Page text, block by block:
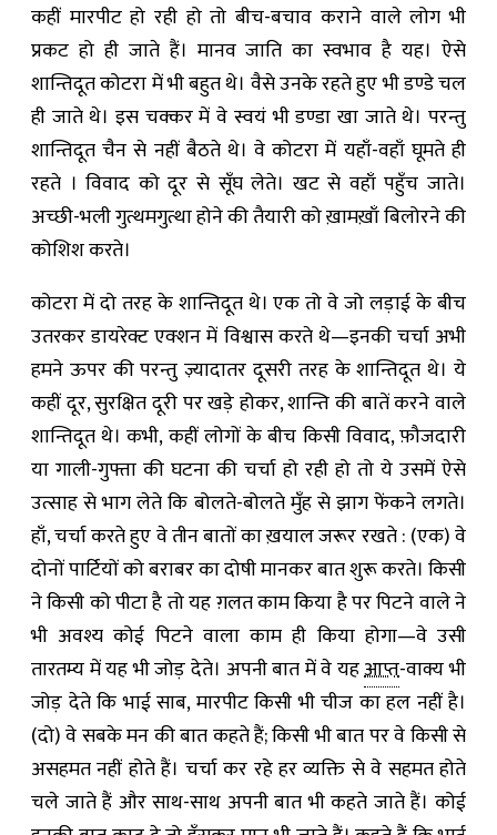
कहीं मारपीट हो रही हो तो बीच-बचाव कराने वाले लोग भी
प्रकट हो ही जाते हैं। मानव जाति का स्वभाव है यह। ऐसे
शान्तिदूत कोटरा में भी बहुत थे। वैसे उनके रहते हुए भी डण्डे चल
ही जाते थे। इस चक्कर में वे स्वयं भी डण्डा खा जाते थे। परन्तु
शान्तिदूत चैन से नहीं बैठते थे। वे कोटरा में यहाँ-वहाँ घूमते ही
रहते । विवाद को दूर से सूँघ लेते। खट से वहाँ पहुँच जाते।
अच्छी-भली गुत्थमगुत्था होने की तैयारी को ख़ामख़ाँ बिलोरने की
कोशिश करते।
कोटरा में दो तरह के शान्तिदूत थे। एक तो वे जो लड़ाई के बीच
उतरकर डायरेक्ट एक्शन में विश्वास करते थे—इनकी चर्चा अभी
हमने ऊपर की परन्तु ज़्यादातर दूसरी तरह के शान्तिदूत थे। ये
कहीं दूर, सुरक्षित दूरी पर खड़े होकर, शान्ति की बातें करने वाले
शान्तिदूत थे। कभी, कहीं लोगों के बीच किसी विवाद, फ़ौजदारी
या गाली-गुफ्ता की घटना की चर्चा हो रही हो तो ये उसमें ऐसे
उत्साह से भाग लेते कि बोलते-बोलते मुँह से झाग फेंकने लगते।
हाँ, चर्चा करते हुए वे तीन बातों का ख़याल जरूर रखते : (एक) वे
दोनों पार्टियों को बराबर का दोषी मानकर बात शुरू करते। किसी
ने किसी को पीटा है तो यह ग़लत काम किया है पर पिटने वाले ने
भी अवश्य कोई पिटने वाला काम ही किया होगा—वे उसी
तारतम्य में यह भी जोड़ देते। अपनी बात में वे यहआप्त-वाक्य भी
जोड़ देते कि भाई साब, मारपीट किसी भी चीज का हल नहीं है।
(दो) वे सबके मन की बात कहते हैं; किसी भी बात पर वे किसी से
असहमत नहीं होते हैं। चर्चा कर रहे हर व्यक्ति से वे सहमत होते
चले जाते हैं और साथ-साथ अपनी बात भी कहते जाते हैं। कोई